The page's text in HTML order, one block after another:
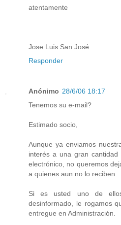
atentamente
Jose Luis San José
Responder
Anónimo 28/6/06 18:17
Tenemos su e-mail?
Estimado socio,
Aunque ya enviamos
interés a una gran
electrónico, no queremos
a quienes aun no lo reciben.
Si es usted uno de
desinformado, le rogamos
entregue en Administración.